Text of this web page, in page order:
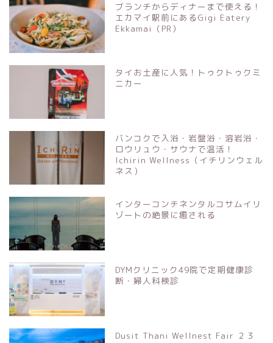
ブランチからディナーまで使える！
エカマイ駅前にあるGigi Eatery
Ekkamai（PR）
タイお土産に人気！トゥクトゥクミ
ニカー
バンコクで入浴・岩盤浴・溶岩浴・
ロウリュウ・サウナで温活！
Ichirin Wellness（イチリンウェル
ネス）
インターコンチネンタルコサムイリ
ゾートの絶景に癒される
DYMクリニック49院で定期健康診
断・婦人科検診
Dusit Thani Wellnest Fair ２３